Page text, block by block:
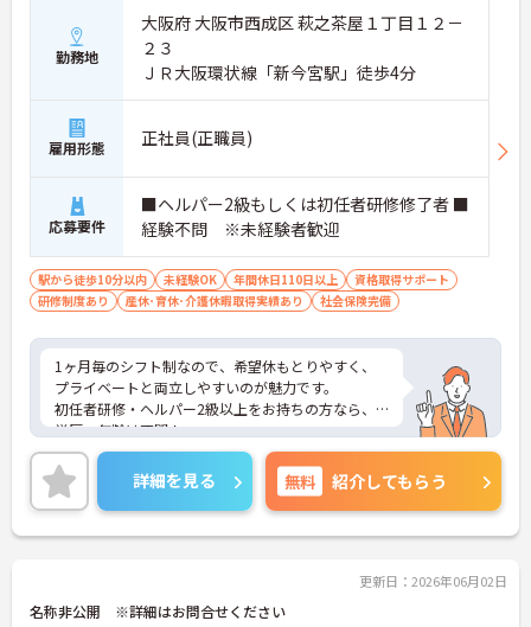
勤務地
大阪府 大阪市西成区 萩之茶屋１丁目１２－
２３
ＪＲ大阪環状線「新今宮駅」徒歩4分
雇用形態 正社員(正職員)
応募要件
■ヘルパー2級もしくは初任者研修修了者 ■
経験不問 ※未経験者歓迎
駅から徒歩10分以内 未経験OK 年間休日110日以上
資格取得サポート
研修制度あり
産休･育休･介護休暇取得実績あり 社会保険完備
1ヶ月毎のシフト制なので、希望休もとりやすく、
プライベートと両立しやすいのが魅力です。
初任者研修・ヘルパー2級以上をお持ちの方なら、
学歴・年齢は不問！
丁寧な研修とフォロー体制で、経験に関わらず安心
してスタートできます。
ご興味がある方は是非一度マイナビまでお問い合わ
せください。さらに詳細などお伝えします
詳細を見る 無料 紹介してもらう
更新日：2026年06月02日
名称非公開 ※詳細はお問合せください